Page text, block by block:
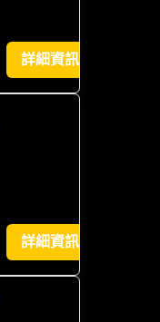
詳細資訊
詳細資訊